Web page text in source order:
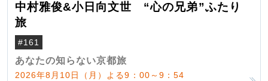
中村雅俊&小日向文世 “心の兄弟”ふたり
旅
#161
あなたの知らない京都旅
2026年8月10日（月）よる9：00～9：54